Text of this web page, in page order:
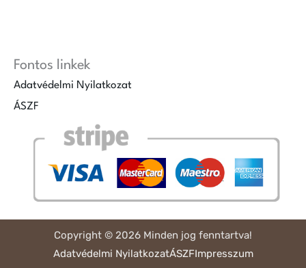
Fontos linkek
Adatvédelmi Nyilatkozat
ÁSZF
Copyright © 2026 Minden jog fenntartva!
Adatvédelmi NyilatkozatÁSZFImpresszum